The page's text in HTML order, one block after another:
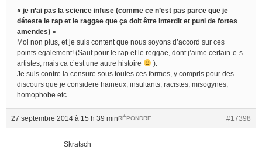
« je n’ai pas la science infuse (comme ce n’est pas parce que je
déteste le rap et le raggae que ça doit être interdit et puni de fortes
amendes) »
Moi non plus, et je suis content que nous soyons d’accord sur ces
points egalement! (Sauf pour le rap et le reggae, dont j’aime certain-e-s
artistes, mais ca c’est une autre histoire
).
Je suis contre la censure sous toutes ces formes, y compris pour des
discours que je considere haineux, insultants, racistes, misogynes,
homophobe etc.
27 septembre 2014 à 15 h 39 min #17398
RÉPONDRE
Skratsch